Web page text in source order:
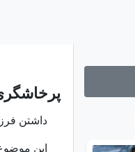
داشتن
این